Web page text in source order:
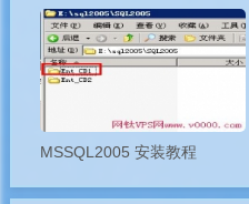
MSSQL2005 安装教程